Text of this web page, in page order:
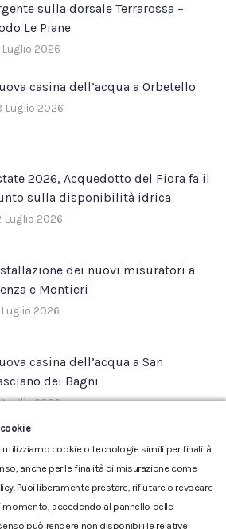
sulla dorsale Terrarossa –
Le Piane
Luglio 2026
casina dell’acqua a Orbetello
Luglio 2026
2026, Acquedotto del Fiora fa il
sulla disponibilità idrica
Luglio 2026
dei nuovi misuratori a
e Montieri
Luglio 2026
casina dell’acqua a San
dei Bagni
Luglio 2026
utilizziamo cookie o tecnologie simili per finalità
anche per le finalità di misurazione come
Puoi liberamente prestare, rifiutare o revocare
momento, accedendo al pannello delle
può rendere non disponibili le relative